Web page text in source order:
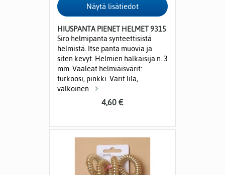
HIUSPANTA PIENET HELMET 9315
Siro helmipanta synteettisistä
helmistä. Itse panta muovia ja
siten kevyt. Helmien halkaisija n. 3
mm. Vaaleat helmiäisvärit:
turkoosi, pinkki. Värit lila,
valkoinen...
4,60 €